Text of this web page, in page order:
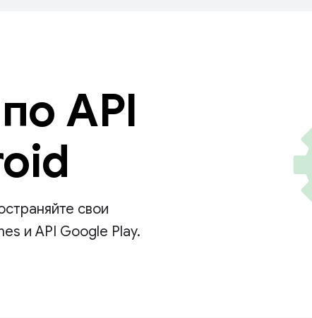
API
свои
и API Google Play.